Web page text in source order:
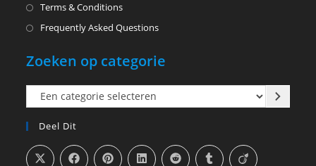
Terms & Conditions
Frequently Asked Questions
Zoeken op categorie
Een
categorie
selecteren
Deel Dit